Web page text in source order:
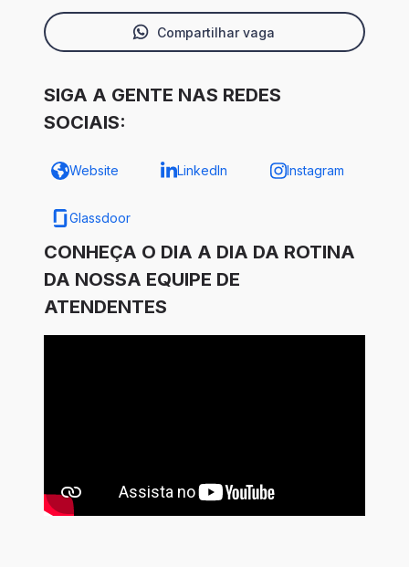
Compartilhar vaga
SIGA A GENTE NAS REDES
SOCIAIS:
Website LinkedIn Instagram
Glassdoor
CONHEÇA O DIA A DIA DA ROTINA
DA NOSSA EQUIPE DE
ATENDENTES